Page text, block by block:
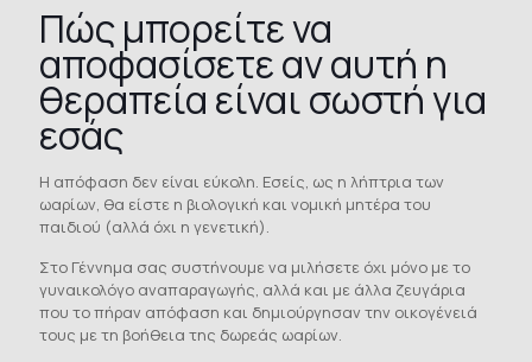
Πώς μπορείτε να
αποφασίσετε αν αυτή η
θεραπεία είναι σωστή για
εσάς
Η απόφαση δεν είναι εύκολη. Εσείς, ως η λήπτρια των
ωαρίων, θα είστε η βιολογική και νομική μητέρα του
παιδιού (αλλά όχι η γενετική).
Στο Γέννημα σας συστήνουμε να μιλήσετε όχι μόνο με το
γυναικολόγο αναπαραγωγής, αλλά και με άλλα ζευγάρια
που το πήραν απόφαση και δημιούργησαν την οικογένειά
τους με τη βοήθεια της δωρεάς ωαρίων.